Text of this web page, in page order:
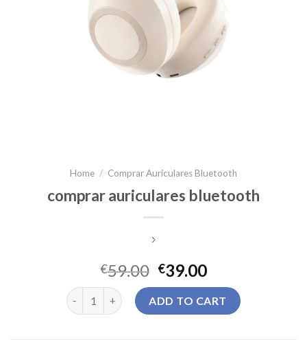
Home / Comprar Auriculares Bluetooth
comprar auriculares bluetooth
€59.00 €39.00
comprar auriculares bluetooth quantity
ADD TO CART